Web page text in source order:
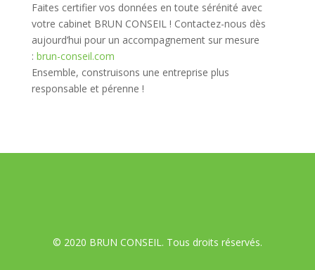
Faites certifier vos données en toute sérénité avec
votre cabinet BRUN CONSEIL ! Contactez-nous dès
aujourd’hui pour un accompagnement sur mesure
: brun-conseil.com
Ensemble, construisons une entreprise plus
responsable et pérenne !
© 2020 BRUN CONSEIL. Tous droits réservés.